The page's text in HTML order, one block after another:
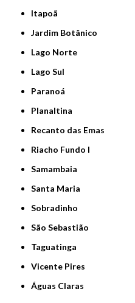
Itapoã
Jardim Botânico
Lago Norte
Lago Sul
Paranoá
Planaltina
Recanto das Emas
Riacho Fundo I
Samambaia
Santa Maria
Sobradinho
São Sebastião
Taguatinga
Vicente Pires
Águas Claras